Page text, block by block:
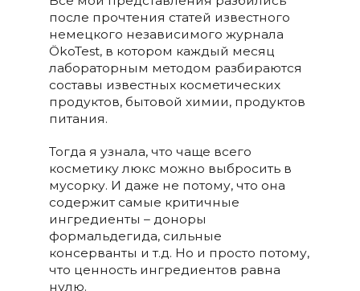
после прочтения статей известного
немецкого независимого журнала
ÖkoTest, в котором каждый месяц
лабораторным методом разбираются
составы известных косметических
продуктов, бытовой химии, продуктов
питания.
Тогда я узнала, что чаще всего
косметику люкс можно выбросить в
мусорку. И даже не потому, что она
содержит самые критичные
ингредиенты – доноры
формальдегида, сильные
консерванты и т.д. Но и просто потому,
что ценность ингредиентов равна
нулю.